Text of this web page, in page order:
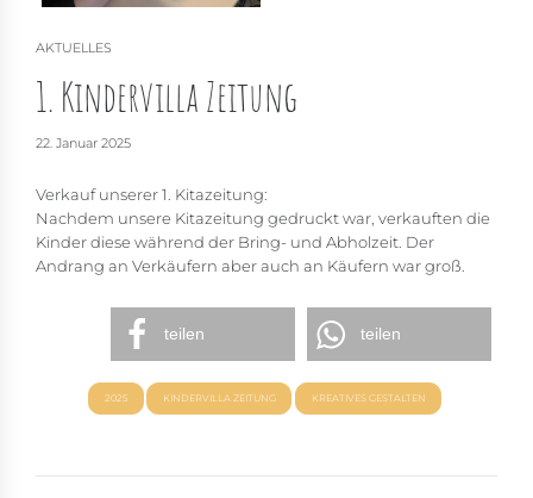
AKTUELLES
1. Kindervilla Zeitung
22. Januar 2025
Verkauf unserer 1. Kitazeitung:
Nachdem unsere Kitazeitung gedruckt war, verkauften die
Kinder diese während der Bring- und Abholzeit. Der
Andrang an Verkäufern aber auch an Käufern war groß.
teilen teilen
2025 KINDERVILLA ZEITUNG KREATIVES GESTALTEN